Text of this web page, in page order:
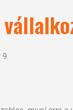
9.